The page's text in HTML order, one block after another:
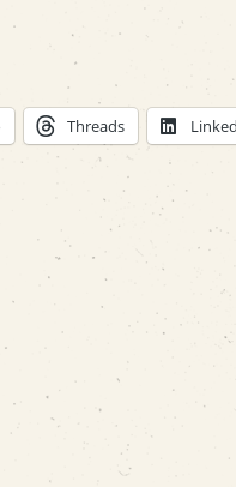
Threads